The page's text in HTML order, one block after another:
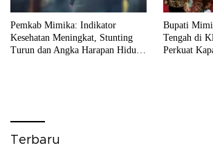
Pemkab Mimika: Indikator
Kesehatan Meningkat, Stunting
Turun dan Angka Harapan Hidup
Bupati
Tengah di
Perkuat
Terbaru